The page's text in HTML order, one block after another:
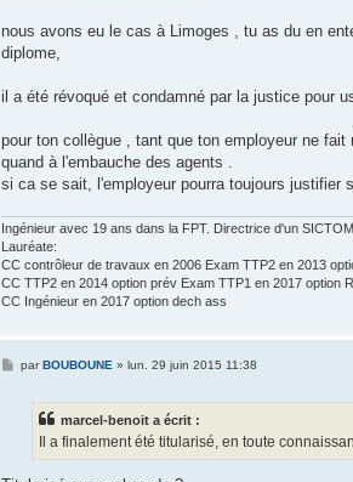
g
nous avons eu le cas à Limoges , tu as du en
diplome,
il a été révoqué et condamné par la justice pour
pour ton collègue , tant que ton employeur ne
quand à l'embauche des agents .
si ca se sait, l'employeur pourra toujours justifier
Ingénieur avec 19 ans dans la FPT. Directrice d'un
Lauréate:
CC contrôleur de travaux en 2006 Exam TTP2 en 2013
CC TTP2 en 2014 option prév Exam TTP1 en 2017 option
CC Ingénieur en 2017 option dech ass
Mpar BOUBOUNE» lun. 29 juin 2015 11:38
marcel-benoit a écrit :
Il a finalement été titularisé, en toute